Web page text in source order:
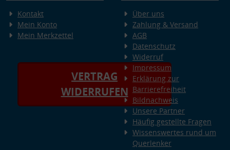
Kontakt
Mein Konto
Mein Merkzettel
VERTRAG
WIDERRUFEN
Über uns
Zahlung & Versand
AGB
Datenschutz
Widerruf
Impressum
Erklärung zur
Barrierefreiheit
Bildnachweis
Unsere Partner
Häufig gestellte Fragen
Wissenswertes rund um
Querlenker